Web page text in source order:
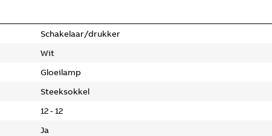
Schakelaar/drukker
Wit
Gloeilamp
Steeksokkel
12 - 12
Ja